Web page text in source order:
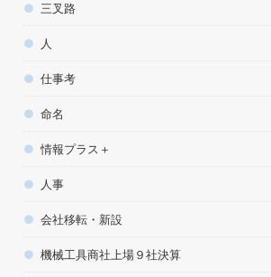
三叉路
人
仕事考
命名
情報プラス＋
人事
会社移転・新設
機械工具商社上場９社決算